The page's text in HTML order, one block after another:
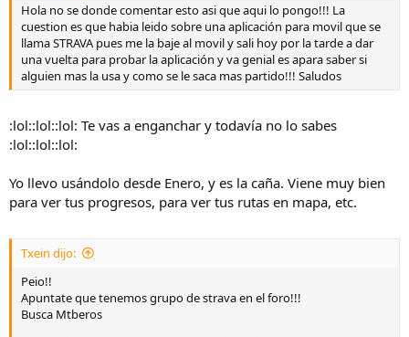
Hola no se donde comentar esto asi que aqui lo pongo!!! La
cuestion es que habia leido sobre una aplicación para movil que se
llama STRAVA pues me la baje al movil y sali hoy por la tarde a dar
una vuelta para probar la aplicación y va genial es apara saber si
alguien mas la usa y como se le saca mas partido!!! Saludos
:lol::lol::lol: Te vas a enganchar y todavía no lo sabes
:lol::lol::lol:
Yo llevo usándolo desde Enero, y es la caña. Viene muy bien
para ver tus progresos, para ver tus rutas en mapa, etc.
Txein dijo:
Peio!!
Apuntate que tenemos grupo de strava en el foro!!!
Busca Mtberos